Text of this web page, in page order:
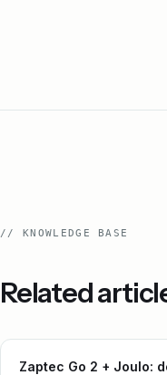
// KNOWLEDGE BASE
Related
Zaptec Go 2 + Joulo: